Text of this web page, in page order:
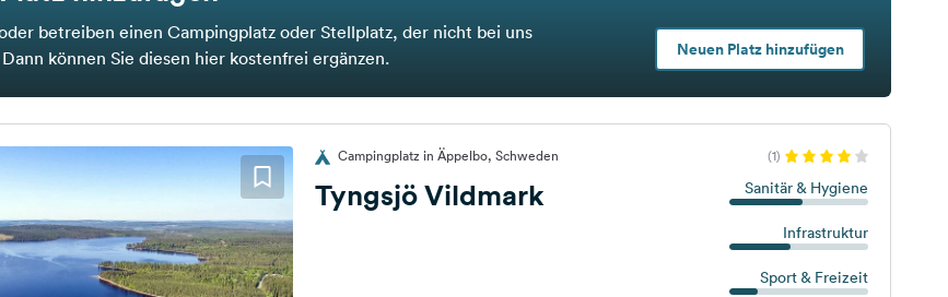
betreiben einen Campingplatz oder Stellplatz, der nicht bei uns
können Sie diesen hier kostenfrei ergänzen.
Neuen Platz hinzufügen
Campingplatz in Äppelbo, Schweden (1)
Tyngsjö Vildmark Sanitär & Hygiene
Infrastruktur
Sport & Freizeit